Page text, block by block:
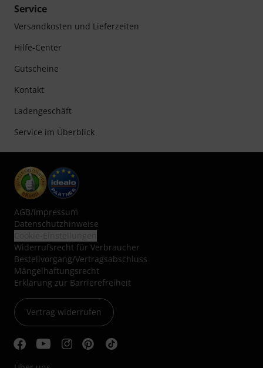
Service
Versandkosten und Lieferzeiten
Hilfe-Center
Gutscheine
Kontakt
Ladengeschäft
Service im Überblick
AGB/Impressum
Datenschutzhinweise
Widerrufsrecht für Verbraucher
Bestellvorgang/Vertragsabschluss
Mängelhaftungsrecht
Erklärung zur Barrierefreiheit
Vertrag widerrufen